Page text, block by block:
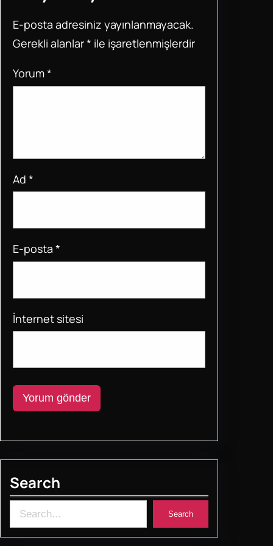
o
o
k
p
p
E-posta adresiniz yayınlanmayacak.
Gerekli alanlar* ile işaretlenmişlerdir
Yorum*
Ad *
E-posta *
İnternet sitesi
Search
e
Search